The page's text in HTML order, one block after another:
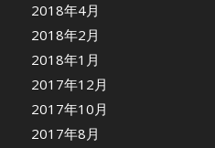
2018年4月
2018年2月
2018年1月
2017年12月
2017年10月
2017年8月